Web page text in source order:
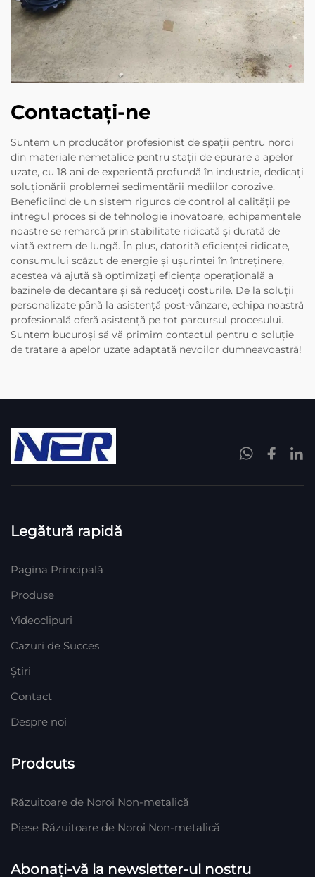
Contactați-ne
Suntem un producător profesionist de spații pentru noroi
din materiale nemetalice pentru stații de epurare a apelor
uzate, cu 18 ani de experiență profundă în industrie, dedicați
soluționării problemei sedimentării mediilor corozive.
Beneficiind de un sistem riguros de control al calității pe
întregul proces și de tehnologie inovatoare, echipamentele
noastre se remarcă prin stabilitate ridicată și durată de
viață extrem de lungă. În plus, datorită eficienței ridicate,
consumului scăzut de energie și ușurinței în întreținere,
acestea vă ajută să optimizați eficiența operațională a
bazinele de decantare și să reduceți costurile. De la soluții
personalizate până la asistență post-vânzare, echipa noastră
profesională oferă asistență pe tot parcursul procesului.
Suntem bucuroși să vă primim contactul pentru o soluție
de tratare a apelor uzate adaptată nevoilor dumneavoastră!
Legătură rapidă
Pagina Principală
Produse
Videoclipuri
Cazuri de Succes
Știri
Contact
Despre noi
Prodcuts
Răzuitoare de Noroi Non-metalică
Piese Răzuitoare de Noroi Non-metalică
Abonați-vă la newsletter-ul nostru